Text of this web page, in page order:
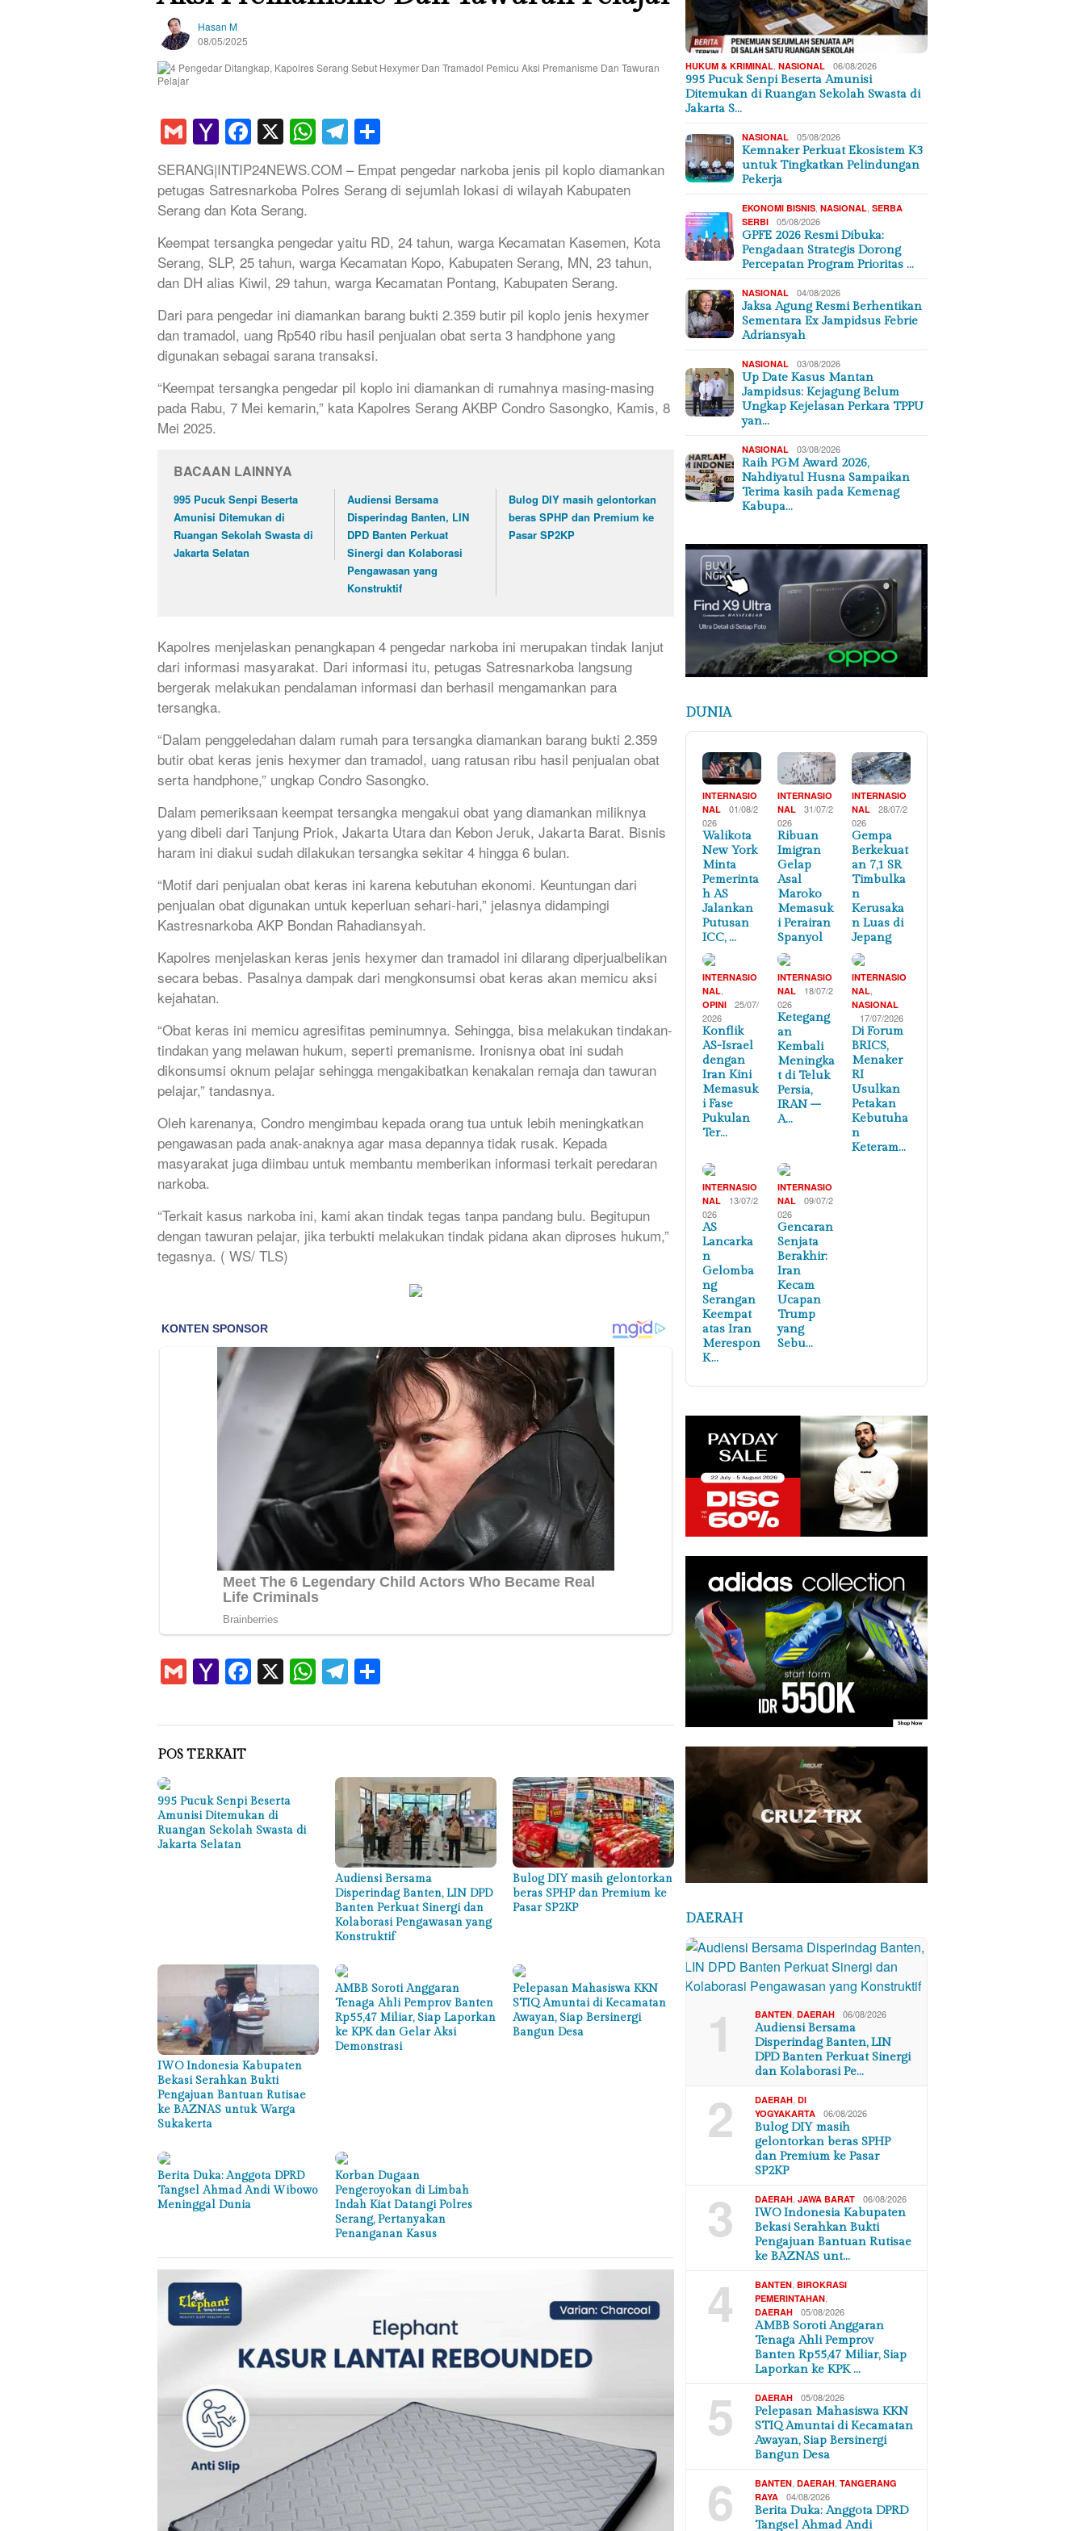
Hasan M
08/05/2025
GmailYahoo
Mail
Facebook
X WhatsApp
Telegram
SERANG|INTIP24NEWS.COM – Empat pengedar narkoba jenis pil koplo diamankan
petugas Satresnarkoba Polres Serang di sejumlah lokasi di wilayah Kabupaten
Serang dan Kota Serang.
Keempat tersangka pengedar yaitu RD, 24 tahun, warga Kecamatan Kasemen, Kota
Serang, SLP, 25 tahun, warga Kecamatan Kopo, Kabupaten Serang, MN, 23 tahun,
dan DH alias Kiwil, 29 tahun, warga Kecamatan Pontang, Kabupaten Serang.
Dari para pengedar ini diamankan barang bukti 2.359 butir pil koplo jenis hexymer
dan tramadol, uang Rp540 ribu hasil penjualan obat serta 3 handphone yang
digunakan sebagai sarana transaksi.
“Keempat tersangka pengedar pil koplo ini diamankan di rumahnya masing-masing
pada Rabu, 7 Mei kemarin,” kata Kapolres Serang AKBP Condro Sasongko, Kamis, 8
Mei 2025.
BACAAN LAINNYA
995 Pucuk Senpi Beserta
Amunisi Ditemukan di
Ruangan Sekolah Swasta di
Jakarta Selatan
Audiensi Bersama
Disperindag Banten, LIN
DPD Banten Perkuat
Sinergi dan Kolaborasi
Pengawasan yang
Konstruktif
Bulog DIY masih gelontorkan
beras SPHP dan Premium ke
Pasar SP2KP
Kapolres menjelaskan penangkapan 4 pengedar narkoba ini merupakan tindak lanjut
dari informasi masyarakat. Dari informasi itu, petugas Satresnarkoba langsung
bergerak melakukan pendalaman informasi dan berhasil mengamankan para
tersangka.
“Dalam penggeledahan dalam rumah para tersangka diamankan barang bukti 2.359
butir obat keras jenis hexymer dan tramadol, uang ratusan ribu hasil penjualan obat
serta handphone,” ungkap Condro Sasongko.
Dalam pemeriksaan keempat tersangka mengakui obat yang diamankan miliknya
yang dibeli dari Tanjung Priok, Jakarta Utara dan Kebon Jeruk, Jakarta Barat. Bisnis
haram ini diakui sudah dilakukan tersangka sekitar 4 hingga 6 bulan.
“Motif dari penjualan obat keras ini karena kebutuhan ekonomi. Keuntungan dari
penjualan obat digunakan untuk keperluan sehari-hari,” jelasnya didampingi
Kastresnarkoba AKP Bondan Rahadiansyah.
Kapolres menjelaskan keras jenis hexymer dan tramadol ini dilarang diperjualbelikan
secara bebas. Pasalnya dampak dari mengkonsumsi obat keras akan memicu aksi
kejahatan.
“Obat keras ini memicu agresifitas peminumnya. Sehingga, bisa melakukan tindakan-
tindakan yang melawan hukum, seperti premanisme. Ironisnya obat ini sudah
dikonsumsi oknum pelajar sehingga mengakibatkan kenakalan remaja dan tawuran
pelajar,” tandasnya.
Oleh karenanya, Condro mengimbau kepada orang tua untuk lebih meningkatkan
pengawasan pada anak-anaknya agar masa depannya tidak rusak. Kepada
masyarakat juga diimbau untuk membantu memberikan informasi terkait peredaran
narkoba.
“Terkait kasus narkoba ini, kami akan tindak tegas tanpa pandang bulu. Begitupun
dengan tawuran pelajar, jika terbukti melakukan tindak pidana akan diproses hukum,”
tegasnya. ( WS/ TLS)
GmailYahoo
Mail
Facebook
X WhatsApp
Telegram
POS TERKAIT
995 Pucuk Senpi Beserta
Amunisi Ditemukan di
Ruangan Sekolah Swasta di
Jakarta Selatan
Audiensi Bersama
Disperindag Banten, LIN DPD
Banten Perkuat Sinergi dan
Kolaborasi Pengawasan yang
Konstruktif
Bulog DIY masih gelontorkan
beras SPHP dan Premium ke
Pasar SP2KP
IWO Indonesia Kabupaten
Bekasi Serahkan Bukti
Pengajuan Bantuan Rutisae
ke BAZNAS untuk Warga
Sukakerta
AMBB Soroti Anggaran
Tenaga Ahli Pemprov Banten
Rp55,47 Miliar, Siap Laporkan
ke KPK dan Gelar Aksi
Demonstrasi
Pelepasan Mahasiswa KKN
STIQ Amuntai di Kecamatan
Awayan, Siap Bersinergi
Bangun Desa
Berita Duka: Anggota DPRD
Tangsel Ahmad Andi Wibowo
Meninggal Dunia
Korban Dugaan
Pengeroyokan di Limbah
Indah Kiat Datangi Polres
Serang, Pertanyakan
Penanganan Kasus
HUKUM & KRIMINAL ,NASIONAL 06/08/2026
995 Pucuk Senpi Beserta Amunisi
Ditemukan di Ruangan Sekolah Swasta di
Jakarta S…
NASIONAL 05/08/2026
Kemnaker Perkuat Ekosistem K3
untuk Tingkatkan Pelindungan
Pekerja
EKONOMI BISNIS ,NASIONAL ,SERBA
SERBI
05/08/2026
GPFE 2026 Resmi Dibuka:
Pengadaan Strategis Dorong
Percepatan Program Prioritas …
NASIONAL 04/08/2026
Jaksa Agung Resmi Berhentikan
Sementara Ex Jampidsus Febrie
Adriansyah
NASIONAL 03/08/2026
Up Date Kasus Mantan
Jampidsus: Kejagung Belum
Ungkap Kejelasan Perkara TPPU
yan…
NASIONAL 03/08/2026
Raih PGM Award 2026,
Nahdiyatul Husna Sampaikan
Terima kasih pada Kemenag
Kabupa…
DUNIA
INTERNASIO
NAL
01/08/2
026
Walikota
New York
Minta
Pemerinta
h AS
Jalankan
Putusan
ICC, …
INTERNASIO
NAL
31/07/2
026
Ribuan
Imigran
Gelap
Asal
Maroko
Memasuk
i Perairan
Spanyol
INTERNASIO
NAL
28/07/2
026
Gempa
Berkekuat
an 7,1 SR
Timbulka
n
Kerusaka
n Luas di
Jepang
INTERNASIO
NAL,
OPINI
25/07/
2026
Konflik
AS-Israel
dengan
Iran Kini
Memasuk
i Fase
Pukulan
Ter…
INTERNASIO
NAL
18/07/2
026
Ketegang
an
Kembali
Meningka
t di Teluk
Persia,
IRAN –
A…
INTERNASIO
NAL,
NASIONAL
17/07/2026
Di Forum
BRICS,
Menaker
RI
Usulkan
Petakan
Kebutuha
n
Keteram…
INTERNASIO
NAL
13/07/2
026
AS
Lancarka
n
Gelomba
ng
Serangan
Keempat
atas Iran
Merespon
K…
INTERNASIO
NAL
09/07/2
026
Gencaran
Senjata
Berakhir:
Iran
Kecam
Ucapan
Trump
yang
Sebu…
DAERAH
1 BANTEN ,DAERAH 06/08/2026
Audiensi Bersama
Disperindag Banten, LIN
DPD Banten Perkuat Sinergi
dan Kolaborasi Pe…
2 DAERAH ,DI
YOGYAKARTA
06/08/2026
Bulog DIY masih
gelontorkan beras SPHP
dan Premium ke Pasar
SP2KP
3 DAERAH ,JAWA BARAT 06/08/2026
IWO Indonesia Kabupaten
Bekasi Serahkan Bukti
Pengajuan Bantuan Rutisae
ke BAZNAS unt…
4 BANTEN ,BIROKRASI
PEMERINTAHAN
DAERAH 05/08/2026
AMBB Soroti Anggaran
Tenaga Ahli Pemprov
Banten Rp55,47 Miliar, Siap
Laporkan ke KPK …
5 DAERAH 05/08/2026
Pelepasan Mahasiswa KKN
STIQ Amuntai di Kecamatan
Awayan, Siap Bersinergi
Bangun Desa
6 BANTEN ,DAERAH ,TANGERANG
RAYA
04/08/2026
Berita Duka: Anggota DPRD
Tangsel Ahmad Andi